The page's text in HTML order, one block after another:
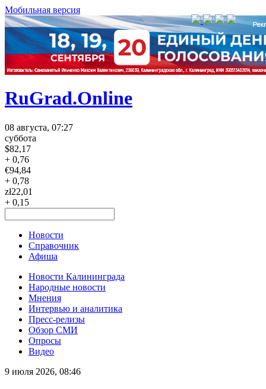
Мобильная версия
RuGrad.Online
08 августа, 07:27
суббота
$82,17
+ 0,76
€94,84
+ 0,78
zł22,01
+ 0,15
Новости
Справочник
Афиша
Новости Калининграда
Народные новости
Мнения
Интервью и аналитика
Пресс-релизы
Обзор СМИ
Опросы
Видео
9 июля 2026, 08:46